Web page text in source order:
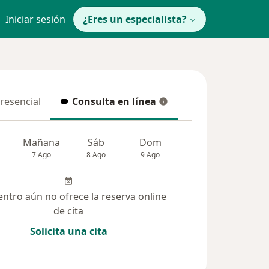
Iniciar sesión ¿Eres un especialista?
Consulta en línea
Consulta en línea
Mañana
7 Ago
Sáb
8 Ago
Dom
9 Ago
aún no ofrece la reserva online
de cita
Solicita una cita